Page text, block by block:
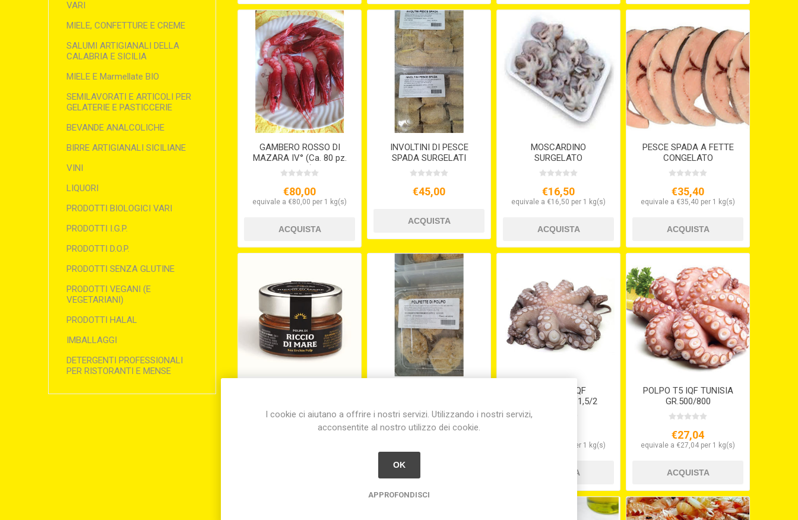
GAMBERO ROSSO DI
MAZARA IV° (Ca. 80 pz.
per kg)
€80,00
equivale a €80,00 per 1 kg(s)
INVOLTINI DI PESCE
SPADA SURGELATI
€45,00
MOSCARDINO
SURGELATO
€16,50
equivale a €16,50 per 1 kg(s)
PESCE SPADA A FETTE
CONGELATO
€35,40
equivale a €35,40 per 1 kg(s)
POLPO T4 IQF
MAROCCO KG.1,5/2
equivale a €38,20 per 1 kg(s)
POLPO T5 IQF TUNISIA
GR.500/800
€27,04
equivale a €27,04 per 1 kg(s)
VARI
MIELE, CONFETTURE E CREME
SALUMI ARTIGIANALI DELLA
CALABRIA E SICILIA
MIELE E Marmellate BIO
SEMILAVORATI E ARTICOLI PER
GELATERIE E PASTICCERIE
BEVANDE ANALCOLICHE
BIRRE ARTIGIANALI SICILIANE
VINI
LIQUORI
PRODOTTI BIOLOGICI VARI
PRODOTTI I.G.P.
PRODOTTI D.O.P.
PRODOTTI SENZA GLUTINE
PRODOTTI VEGANI (E
VEGETARIANI)
PRODOTTI HALAL
IMBALLAGGI
DETERGENTI PROFESSIONALI
PER RISTORANTI E MENSE
I cookie ci aiutano a offrire i nostri servizi. Utilizzando i nostri servizi,
acconsentite al nostro utilizzo dei cookie.
OK
APPROFONDISCI